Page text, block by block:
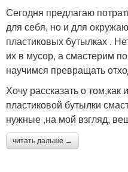
Сегодня предлагаю
для себя, но и для
пластиковых бутылках .
их в мусор, а смастерим
научимся превращать
Хочу рассказать о том,как
пластиковой бутылки
нужные ,на мой взгляд,
читать дальше →